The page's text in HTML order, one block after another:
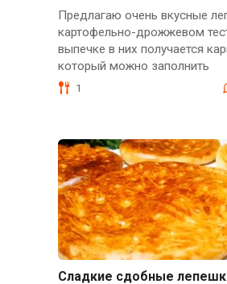
Предлагаю очень вкусные
картофельно-дрожжевом
выпечке в них получается
который можно заполнить
1
Сладкие сдобные